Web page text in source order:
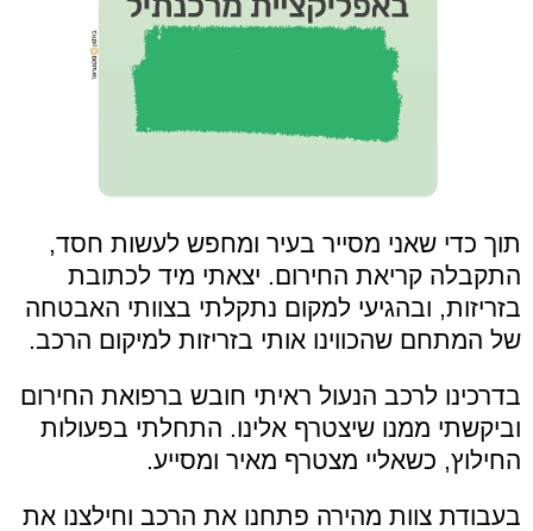
תוך כדי שאני מסייר בעיר ומחפש לעשות חסד,
התקבלה קריאת החירום. יצאתי מיד לכתובת
בזריזות, ובהגיעי למקום נתקלתי בצוותי האבטחה
של המתחם שהכווינו אותי בזריזות למיקום הרכב.
בדרכינו לרכב הנעול ראיתי חובש ברפואת החירום
וביקשתי ממנו שיצטרף אלינו. התחלתי בפעולות
החילוץ, כשאליי מצטרף מאיר ומסייע.
בעבודת צוות מהירה פתחנו את הרכב וחילצנו את